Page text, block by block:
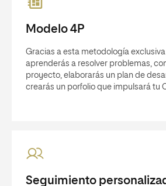
Modelo 4P
Gracias a esta metodología exclusiva
aprenderás a resolver problemas,
proyecto, elaborarás un plan de
crearás un porfolio que impulsará tu
Seguimiento